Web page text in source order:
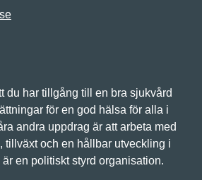
du har tillgång till en bra sjukvård
för en god hälsa för alla i
andra uppdrag är att arbeta med
tillväxt och en hållbar utveckling i
en politiskt styrd organisation.